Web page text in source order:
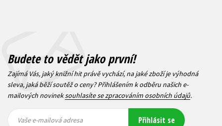
Budete to vědět jako první!
Zajímá Vás, jaký knižní hit právě vychází, na jaké zboží je výhodná
sleva, jaká běží soutěž o ceny? Přihlášením k odběru našich e-
mailových novineksouhlasíte se zpracováním osobních údajů.
mailová
mailová
Vaše e-mailová adresa Přihlásit se